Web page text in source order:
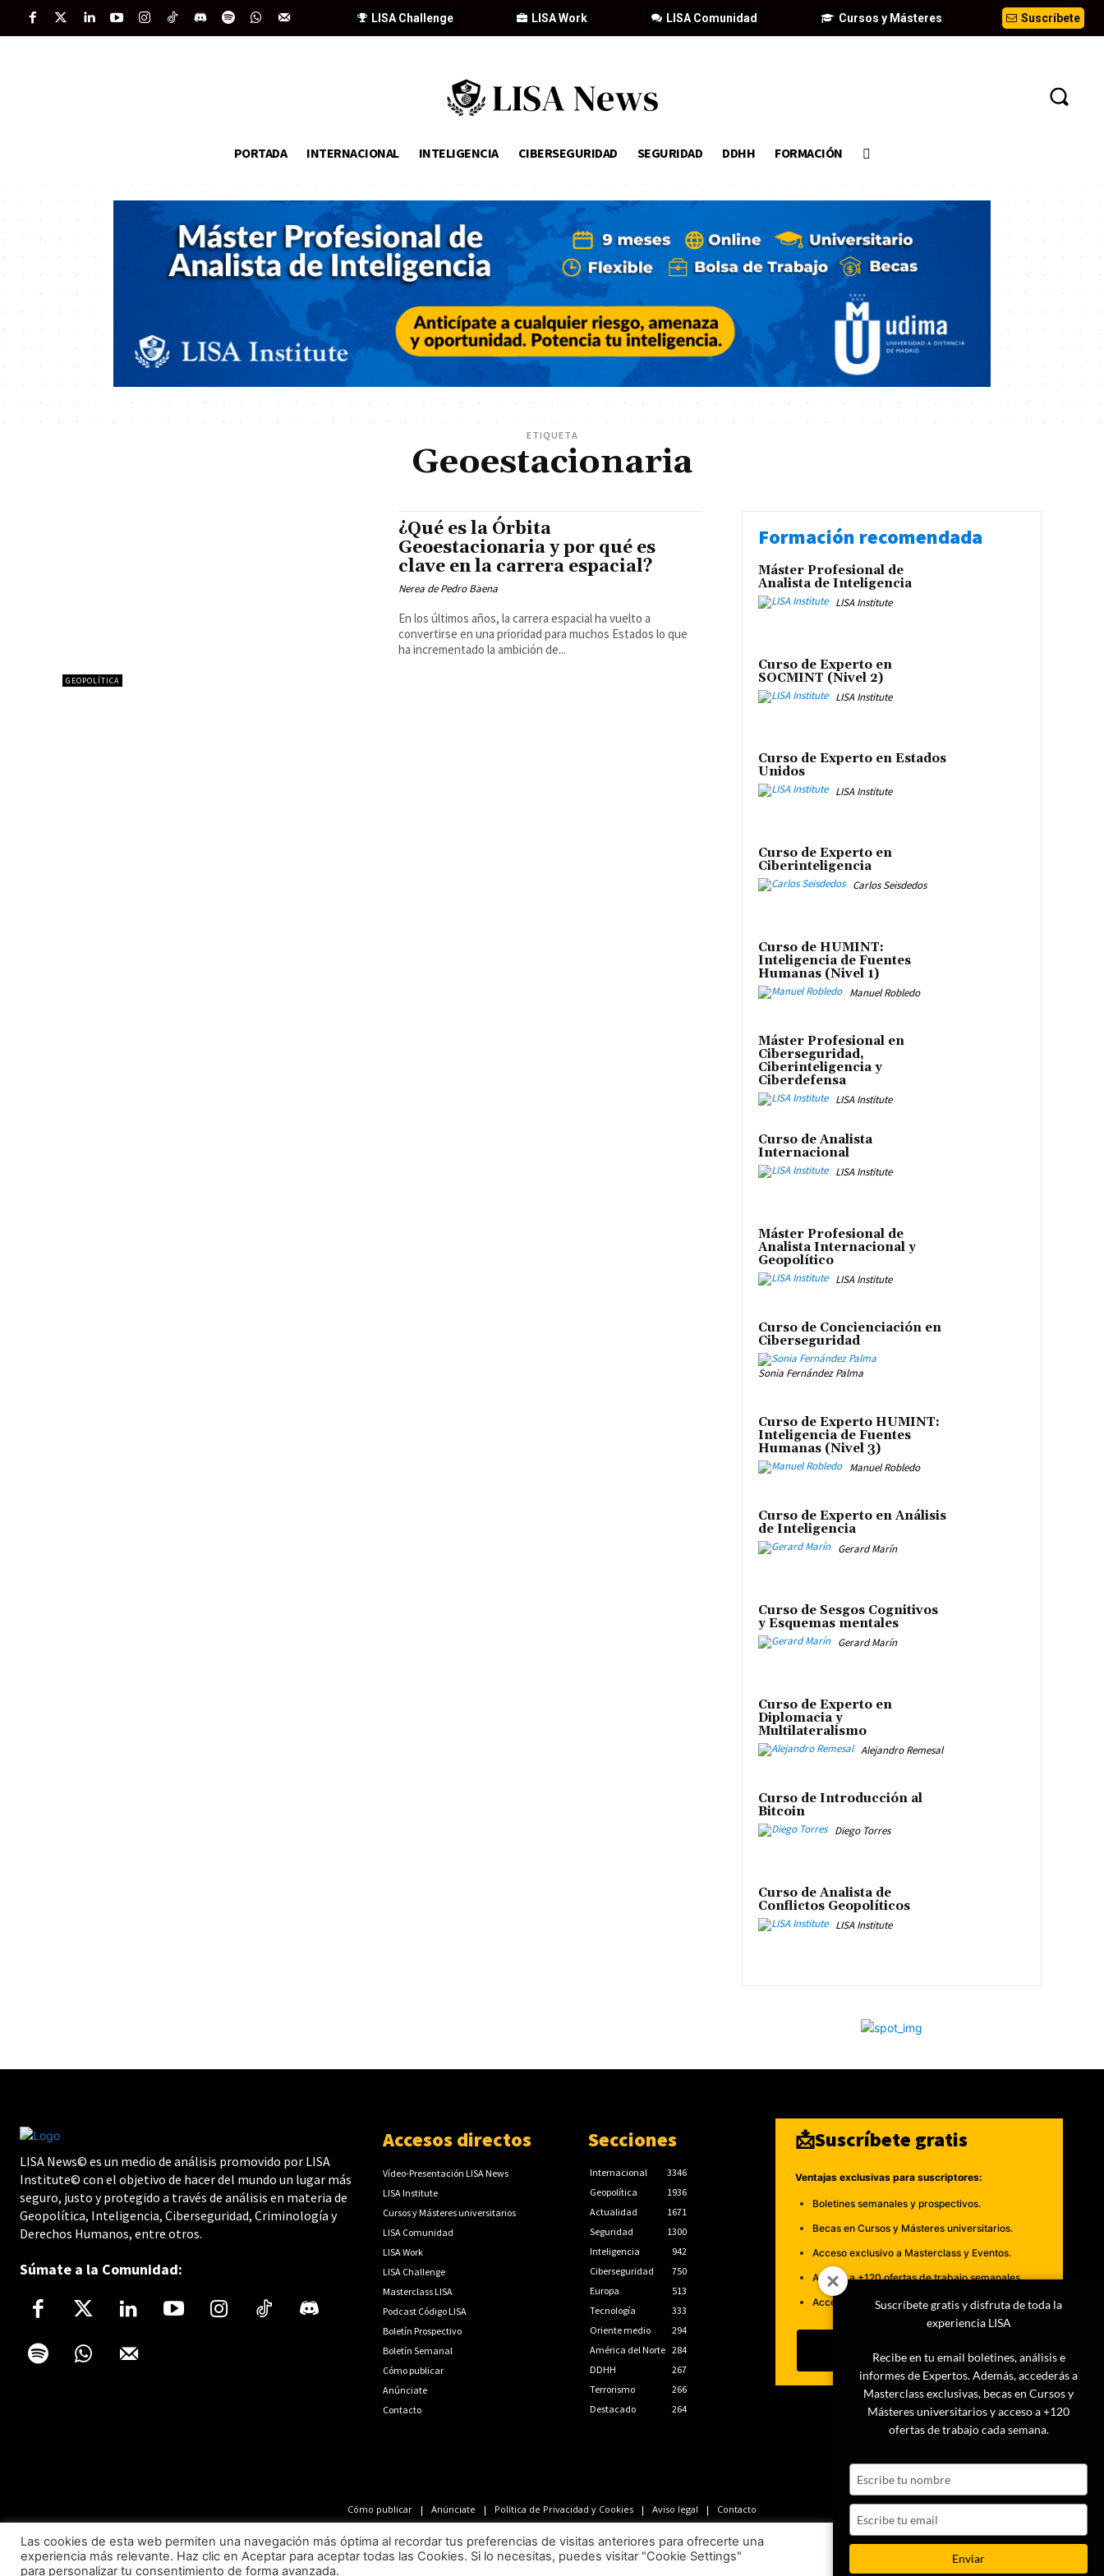
Suscríbete
Cursos y Másteres
LISA Comunidad
LISA Work
LISA Challenge
PORTADA INTERNACIONAL INTELIGENCIA CIBERSEGURIDAD SEGURIDAD DDHH FORMACIÓN
ETIQUETA
Geoestacionaria
GEOPOLÍTICA
¿Qué es la Órbita
Geoestacionaria y por qué es
clave en la carrera espacial?
Nerea de Pedro Baena
En los últimos años, la carrera espacial ha vuelto a
convertirse en una prioridad para muchos Estados lo que
ha incrementado la ambición de...
Formación recomendada
Máster Profesional de
Analista de Inteligencia
LISA Institute
Curso de Experto en
SOCMINT (Nivel 2)
LISA Institute
Curso de Experto en Estados
Unidos
LISA Institute
Curso de Experto en
Ciberinteligencia
Carlos Seisdedos
Curso de HUMINT:
Inteligencia de Fuentes
Humanas (Nivel 1)
Manuel Robledo
Máster Profesional en
Ciberseguridad,
Ciberinteligencia y
Ciberdefensa
LISA Institute
Curso de Analista
Internacional
LISA Institute
Máster Profesional de
Analista Internacional y
Geopolítico
LISA Institute
Curso de Concienciación en
Ciberseguridad
Sonia Fernández Palma
Curso de Experto HUMINT:
Inteligencia de Fuentes
Humanas (Nivel 3)
Manuel Robledo
Curso de Experto en Análisis
de Inteligencia
Gerard Marín
Curso de Sesgos Cognitivos
y Esquemas mentales
Gerard Marín
Curso de Experto en
Diplomacia y
Multilateralismo
Alejandro Remesal
Curso de Introducción al
Bitcoin
Diego Torres
Curso de Analista de
Conflictos Geopolíticos
LISA Institute
LISA News© es un medio de análisis promovido por LISA
Institute© con el objetivo de hacer del mundo un lugar más
seguro, justo y protegido a través de análisis en materia de
Geopolítica, Inteligencia, Ciberseguridad, Criminología y
Derechos Humanos, entre otros.
Súmate a la Comunidad:
Accesos directos
Vídeo-Presentación LISA News
LISA Institute
Cursos y Másteres universitarios
LISA Comunidad
LISA Work
LISA Challenge
Masterclass LISA
Podcast Código LISA
Boletín Prospectivo
Boletín Semanal
Cómo publicar
Anúnciate
Contacto
Secciones
Internacional
3346
Geopolítica
1936
Actualidad
1671
Seguridad
1300
Inteligencia
942
Ciberseguridad
750
Europa
513
Tecnología
333
Oriente medio
294
América del Norte 284
DDHH
267
Terrorismo
266
Destacado
264
📩Suscríbete gratis
Ventajas exclusivas para suscriptores:
Boletines semanales y prospectivos.
Becas en Cursos y Másteres universitarios.
Acceso exclusivo a Masterclass y Eventos.
Acceso a +120 ofertas de trabajo semanales.
Acceso a LISA Comunidad y LISA Challenge.
Suscribirme
Cómo publicar Anúnciate Política de Privacidad y Cookies Aviso legal Contacto
LISA News©. Creative Commons BY-NC-ND.
Suscríbete gratis y disfruta de toda la
experiencia LISA
Recibe en tu email boletines, análisis e
informes de Expertos. Además, accederás a
Masterclass exclusivas, becas en Cursos y
Másteres universitarios y acceso a +120
ofertas de trabajo cada semana.
name
email
Enviar
Las cookies de esta web permiten una navegación más óptima al recordar tus preferencias de visitas anteriores para ofrecerte una
experiencia más relevante. Haz clic en Aceptar para aceptar todas las Cookies. Si lo necesitas, puedes visitar "Cookie Settings"
para personalizar tu consentimiento de forma avanzada.
Ajustes